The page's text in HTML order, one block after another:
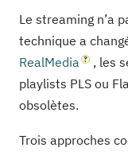
Le streaming n’a
technique a
RealMedia
, les
playlists PLS ou
obsolètes.
Trois approches